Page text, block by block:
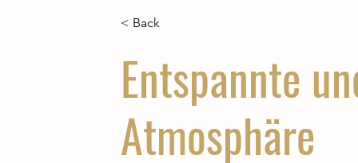
< Back
Entspannte
Atmosphäre